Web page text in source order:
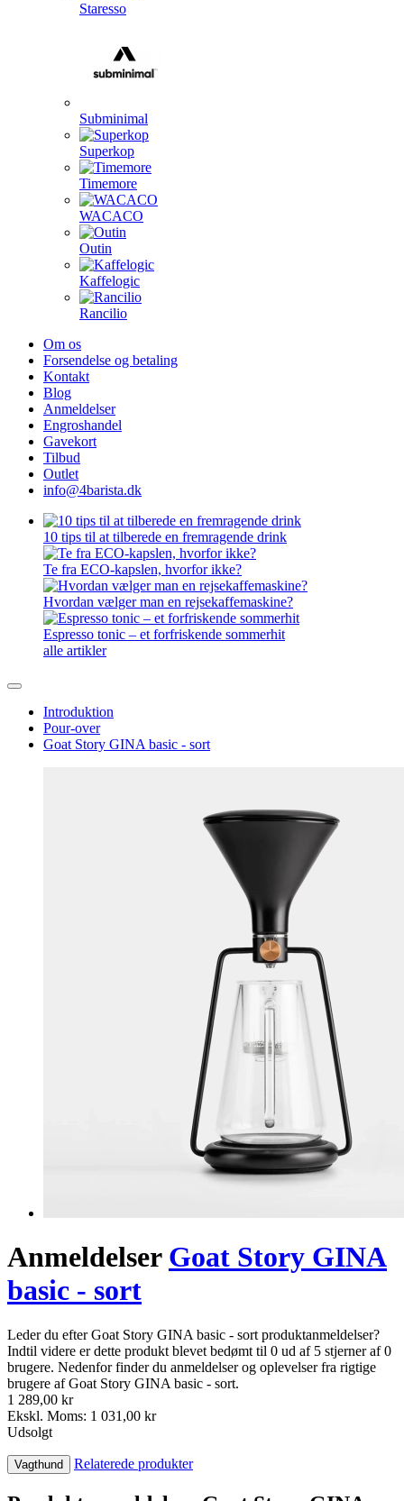
Staresso
Subminimal
Superkop
Timemore
WACACO
Outin
Kaffelogic
Rancilio
Om os
Forsendelse og betaling
Kontakt
Blog
Anmeldelser
Engroshandel
Gavekort
Tilbud
Outlet
info@4barista.dk
10 tips til at tilberede en fremragende drink
Te fra ECO-kapslen, hvorfor ikke?
Hvordan vælger man en rejsekaffemaskine?
Espresso tonic – et forfriskende sommerhit
alle artikler
Introduktion
Pour-over
Goat Story GINA basic - sort
Anmeldelser Goat Story GINA
basic - sort
Leder du efter Goat Story GINA basic - sort produktanmeldelser?
Indtil videre er dette produkt blevet bedømt til 0 ud af 5 stjerner af 0
brugere. Nedenfor finder du anmeldelser og oplevelser fra rigtige
brugere af Goat Story GINA basic - sort.
1 289,00 kr
Ekskl. Moms: 1 031,00 kr
Udsolgt
Vagthund Relaterede produkter